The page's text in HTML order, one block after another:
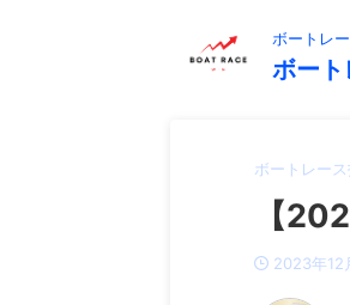
ボートレ
ボー
ボートレー
【
2023年12